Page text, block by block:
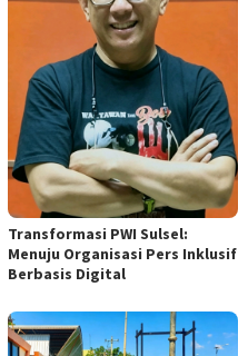
Transformasi PWI Sulsel:
Menuju Organisasi Pers Inklusif
Berbasis Digital